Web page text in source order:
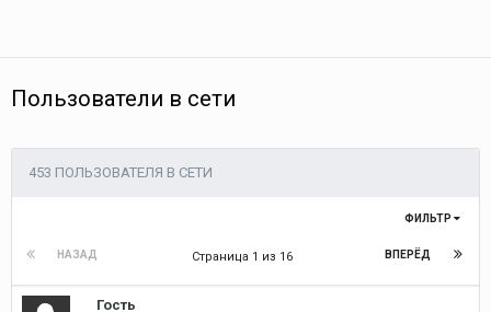
Пользователи в сети
453 ПОЛЬЗОВАТЕЛЯ В СЕТИ
ФИЛЬТР
НАЗАД ВПЕРЁД
Страница 1 из 16
Гость